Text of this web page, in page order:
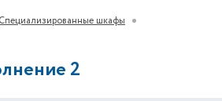
Специализированные шкафы
2